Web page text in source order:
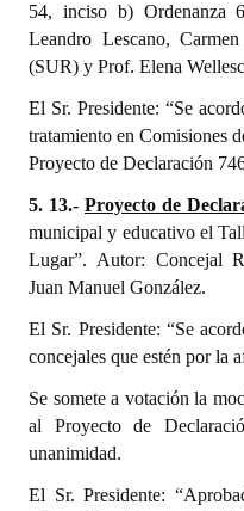
54, inciso b) Ordenanza
Leandro Lescano,
(SUR) y Prof. Elena
El Sr. Presidente: “Se
tratamiento en Comisiones
Proyecto de Declaración
5. 13.- Proyecto de
municipal y educativo el
Lugar”. Autor: Concejal
Juan Manuel González.
El Sr. Presidente: “Se
concejales que estén por la
Se somete a votación la
al Proyecto de
unanimidad.
El Sr. Presidente: